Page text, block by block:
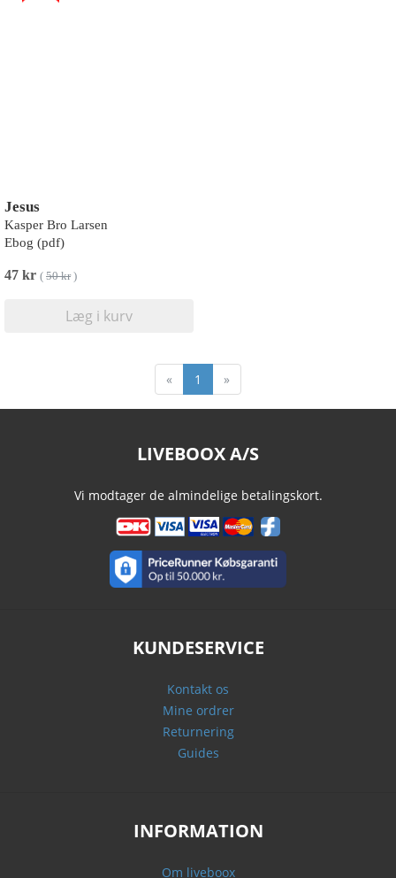
Jesus
Kasper Bro Larsen
Ebog (pdf)
47 kr ( 50 kr)
Læg i kurv
« 1 »
LIVEBOOX A/S
Vi modtager de almindelige betalingskort.
KUNDESERVICE
Kontakt os
Mine ordrer
Returnering
Guides
INFORMATION
Om liveboox